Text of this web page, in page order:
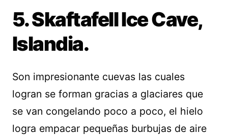
5. Skaftafell Ice Cave,
Islandia.
Son impresionante cuevas las cuales
logran se forman gracias a glaciares que
se van congelando poco a poco, el hielo
logra empacar pequeñas burbujas de aire